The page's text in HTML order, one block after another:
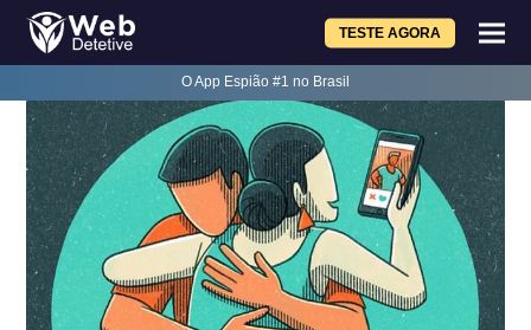
TESTE AGORA
O App Espião #1 no Brasil